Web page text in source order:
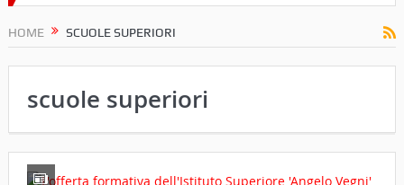
HOME SCUOLE SUPERIORI
scuole superiori